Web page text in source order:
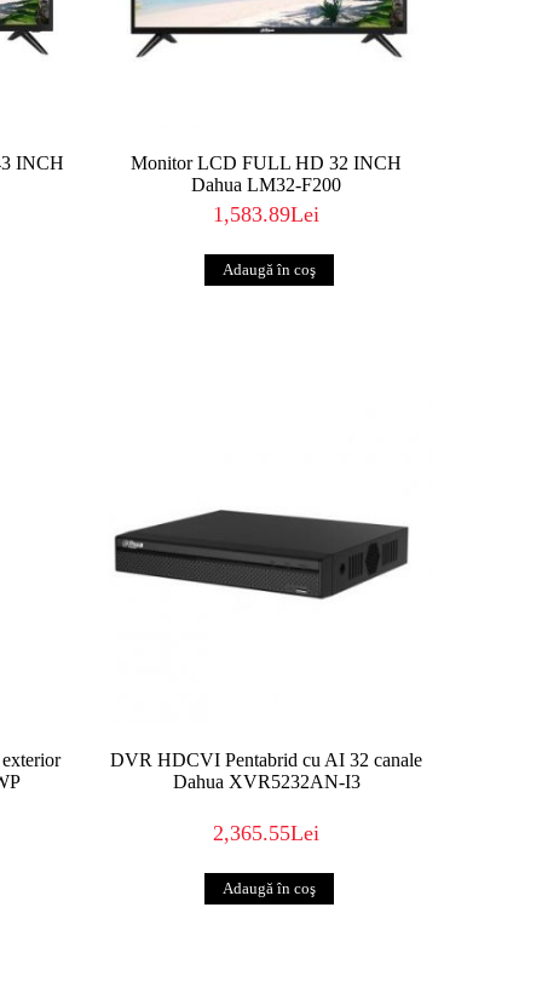
INCH
Monitor LCD FULL HD 32 INCH
Dahua LM32-F200
1,583.89Lei
DVR HDCVI Pentabrid cu AI 32 canale
Dahua XVR5232AN-I3
2,365.55Lei